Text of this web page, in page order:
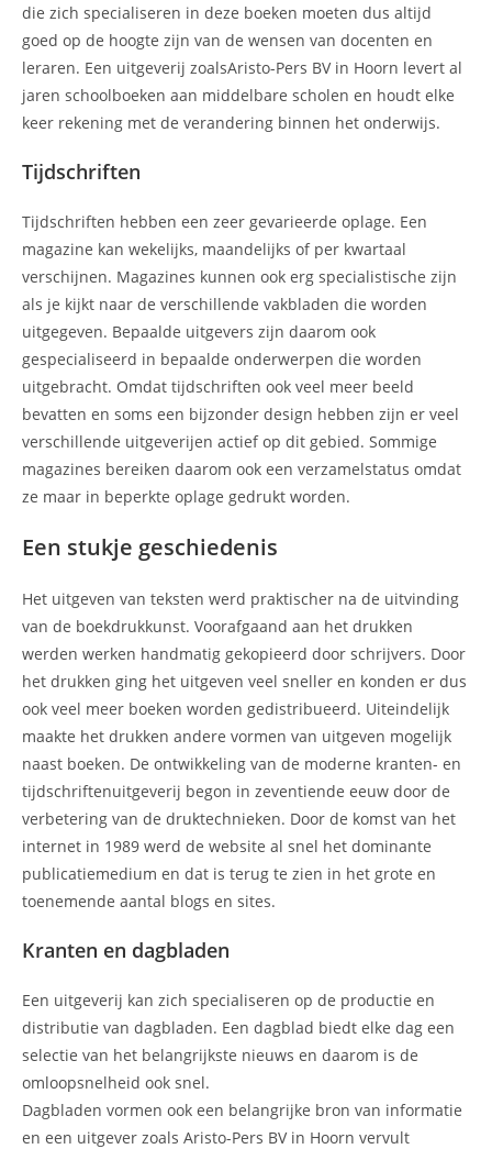
die zich specialiseren in deze boeken moeten dus altijd
goed op de hoogte zijn van de wensen van docenten en
leraren. Een uitgeverij zoalsAristo-Pers BV in Hoorn levert al
jaren schoolboeken aan middelbare scholen en houdt elke
keer rekening met de verandering binnen het onderwijs.
Tijdschriften
Tijdschriften hebben een zeer gevarieerde oplage. Een
magazine kan wekelijks, maandelijks of per kwartaal
verschijnen. Magazines kunnen ook erg specialistische zijn
als je kijkt naar de verschillende vakbladen die worden
uitgegeven. Bepaalde uitgevers zijn daarom ook
gespecialiseerd in bepaalde onderwerpen die worden
uitgebracht. Omdat tijdschriften ook veel meer beeld
bevatten en soms een bijzonder design hebben zijn er veel
verschillende uitgeverijen actief op dit gebied. Sommige
magazines bereiken daarom ook een verzamelstatus omdat
ze maar in beperkte oplage gedrukt worden.
Een stukje geschiedenis
Het uitgeven van teksten werd praktischer na de uitvinding
van de boekdrukkunst. Voorafgaand aan het drukken
werden werken handmatig gekopieerd door schrijvers. Door
het drukken ging het uitgeven veel sneller en konden er dus
ook veel meer boeken worden gedistribueerd. Uiteindelijk
maakte het drukken andere vormen van uitgeven mogelijk
naast boeken. De ontwikkeling van de moderne kranten- en
tijdschriftenuitgeverij begon in zeventiende eeuw door de
verbetering van de druktechnieken. Door de komst van het
internet in 1989 werd de website al snel het dominante
publicatiemedium en dat is terug te zien in het grote en
toenemende aantal blogs en sites.
Kranten en dagbladen
Een uitgeverij kan zich specialiseren op de productie en
distributie van dagbladen. Een dagblad biedt elke dag een
selectie van het belangrijkste nieuws en daarom is de
omloopsnelheid ook snel.
Dagbladen vormen ook een belangrijke bron van informatie
en een uitgever zoals Aristo-Pers BV in Hoorn vervult